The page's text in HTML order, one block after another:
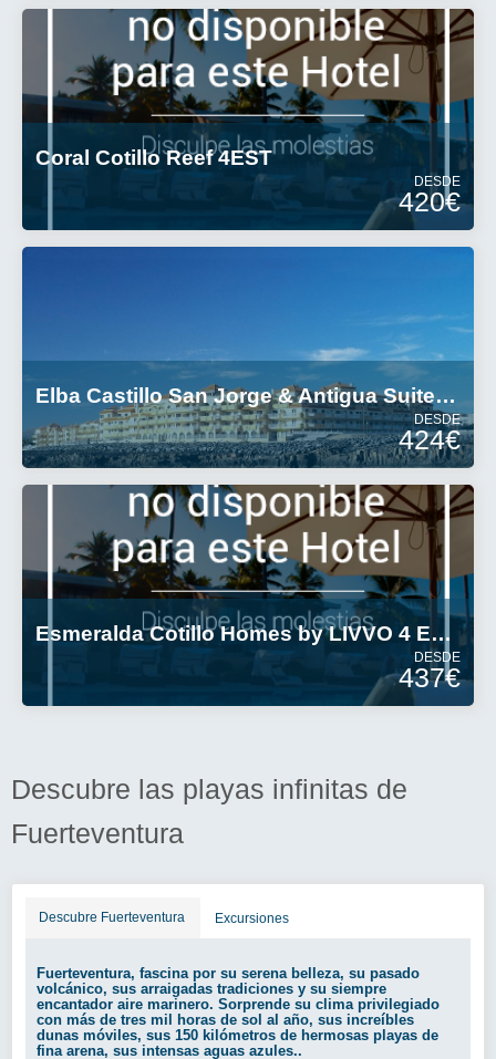
Coral Cotillo Reef 4EST
DESDE
420€
Elba Castillo San Jorge & Antigua Suite Hotel 3 Estrellas
DESDE
424€
Esmeralda Cotillo Homes by LIVVO 4 Estrellas
DESDE
437€
Descubre las playas infinitas de
Fuerteventura
Descubre Fuerteventura Excursiones
Fuerteventura, fascina por su serena belleza, su pasado
volcánico, sus arraigadas tradiciones y su siempre
encantador aire marinero. Sorprende su clima privilegiado
con más de tres mil horas de sol al año, sus increíbles
dunas móviles, sus 150 kilómetros de hermosas playas de
fina arena, sus intensas aguas azules..